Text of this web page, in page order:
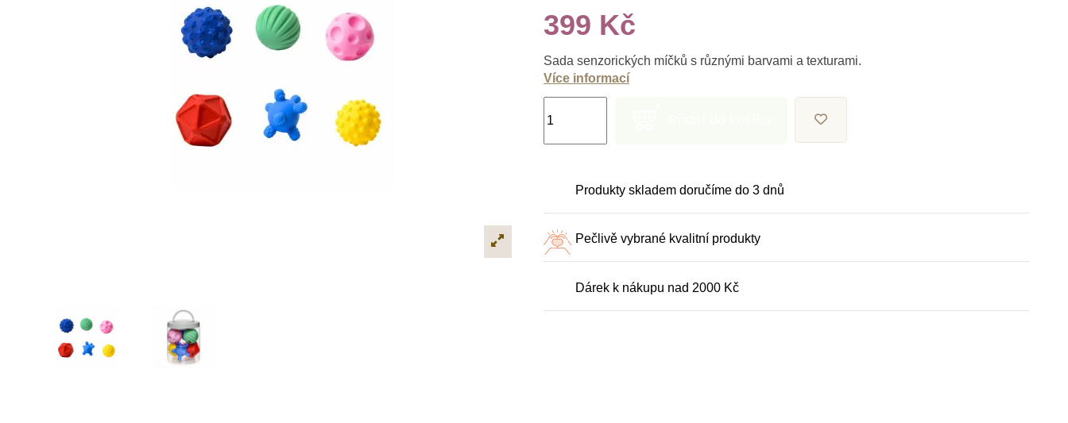
399 Kč
Sada senzorických míčků s různými barvami a texturami.
Více informací
Produkty skladem doručíme do 3 dnů
Pečlivě vybrané kvalitní produkty
Dárek k nákupu nad 2000 Kč